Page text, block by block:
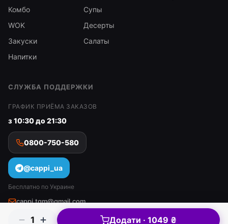
1 Додати · 1049 ₴
Комбо
Супы
WOK
Десерты
Закуски
Салаты
Напитки
СЛУЖБА ПОДДЕРЖКИ
ГРАФИК ПРИЁМА ЗАКАЗОВ
з 10:30 до 21:30
0800-750-580
@cappi_ua
Бесплатно по Украине
cappi.tgm@gmail.com